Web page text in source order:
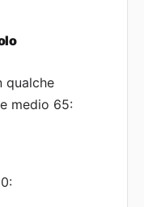
qualche
medio 65: